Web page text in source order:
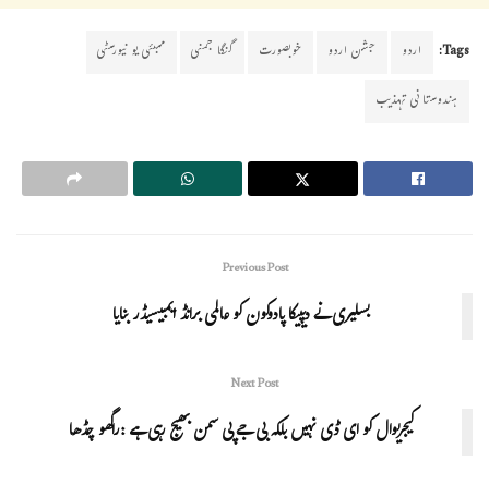
Tags: اردو جشن اردو خوبصورت گنگا جمنی
ممبئی یو نیورسٹی
ہندوستانی تہذیب
Previous Post
بسلیری نے دیپیکا پادوکون کو عالمی برانڈ ایمبیسیڈر بنایا
Next Post
کیجریوال کو ای ڈی نہیں بلکہ بی جے پی سمن بھیج رہی ہے :راگھو چڈھا